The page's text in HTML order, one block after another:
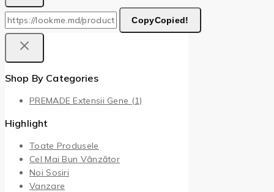
CopyCopied!
Shop By Categories
PREMADE Extensii Gene (1)
Highlight
Toate Produsele
Cel Mai Bun Vânzător
Noi Sosiri
Vanzare